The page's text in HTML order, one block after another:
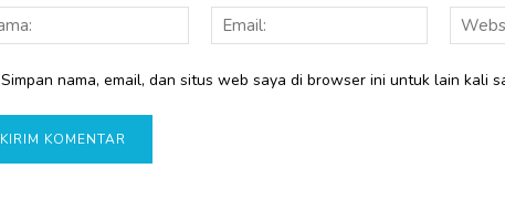
Nama:
Email:
Simpan nama, email, dan situs web saya di browser ini untuk lain kali